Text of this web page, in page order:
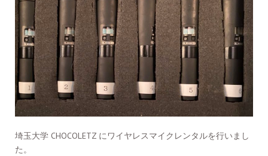
埼玉大学 CHOCOLETZ にワイヤレスマイクレンタルを行いまし
た。